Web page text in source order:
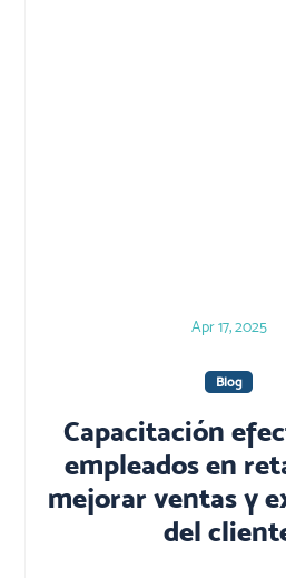
Apr 17, 2025
Blog
Capacitación
empleados en
mejorar ventas y
del